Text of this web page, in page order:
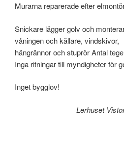
Murarna reparerade efter
Snickare lägger golv och
våningen och källare, vindskivor,
hängrännor och stuprör Antal
Inga ritningar till myndigheter för
Inget bygglov!
Lerhuset